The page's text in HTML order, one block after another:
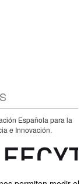
Española para la
e Innovación.